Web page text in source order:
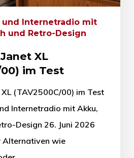
und Internetradio mit
und Retro-Design
XL
im Test
(TAV2500C/00) im Test
Internetradio mit Akku,
Design 26. Juni 2026
Alternativen wie